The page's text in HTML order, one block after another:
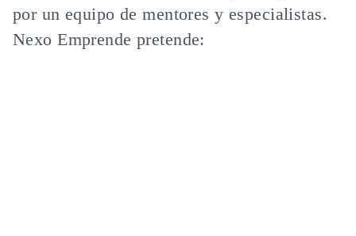
por un equipo de mentores y especialistas.
Nexo Emprende pretende: